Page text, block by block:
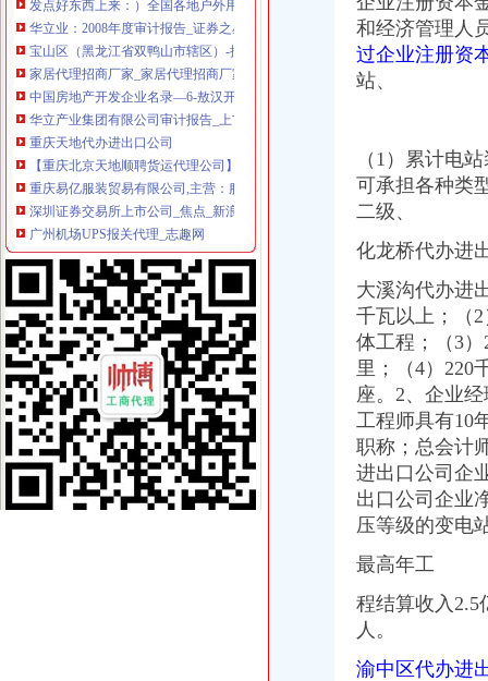
华立业：2008年度审计报告_证券之星
宝山区（黑龙江省双鸭山市辖区）-搜百科
家居代理招商厂家_家居代理招商厂家/公司-阿里巴巴公司黄页
中国房地产开发企业名录—6-敖汉开发区招商网-中国招商引资信
华立产业集团有限公司审计报告_上市公司_新浪财经_新浪网
重庆天地代办进出口公司
【重庆北京天地顺聘货运代理公司】网点,地址,电话,营业时间-大
重庆易亿服装贸易有限公司,主营：服装服饰,箱包设计及销售；品
深圳证券交易所上市公司_焦点_新浪财经_新浪网
广州机场UPS报关代理_志趣网
青岛饮料代理公司-青岛饮料代理厂家-|必途青岛饮料代理公司排行榜
重庆进口美国咖啡清关运输到成都需要多长时间【-成都进出口代理】
海haiyao品牌代理招商-招商加盟-globrand（全球品牌网）
重庆物流服务公司_物流服务厂_生产厂家企业公司
价格,厂家,图片,进出口全套代理,重庆市金利国际货物代理有限
郑州报关代理黄页、郑州报关代理公司名录、郑州报关代理供应商、
朝天门代办进出口公司
重庆南岸茶园新区工商服务信息,提供新重庆南岸茶园新区财税服务
【2014年重庆美购贸易有限公司新招聘信息_电话_地址】-赶集网
重庆港国际集装箱有限公司货运代理分公司|重庆港国际集装箱有限公司
朝天门火锅加盟_朝天门火锅加盟店_朝天门火锅加盟费多少-中国连锁网
重庆雅皎贸易有限公司2017新招聘信息_电话_地址-58企业名录
重庆国际货运专线：渝新欧进口平行车运输清关代理-重庆爱问分类
【重庆朝天门易碎品物流_易碎品运输价格_易碎品托运电话】-重庆赶
重庆微商服装代理一手货源重庆女孩服装批发-服装服饰-供求信息-中国
重庆糖酒加盟,重庆糖酒代理,重庆糖酒连锁加盟,重庆糖酒电话,重
重庆港九股份有限公司关于为重庆经略实业有限责任公司提供担保的公
和经济管理人
过企业注册资
站、
（1）累计电
可承担各种类
二级、
化龙桥代办进
大溪沟代办进
千瓦以上；（
体工程；（3
里；（4）220
座。2、企业
工程师具有10
职称；总会计
进出口公司企
出口公司企业
压等级的变电
最高年工
程结算收入2.5
人。
渝中区代办进